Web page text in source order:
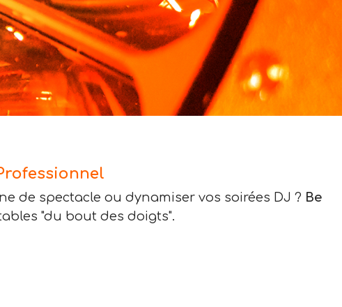
de spectacle ou dynamiser vos soirées DJ ? Be
"du bout des doigts".